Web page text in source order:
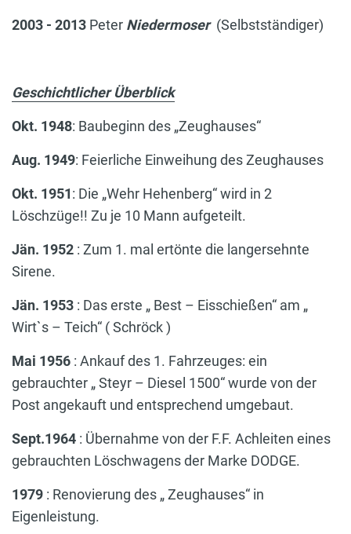
2003 - 2013 Peter Niedermoser (Selbstständiger)
Geschichtlicher Überblick
Okt. 1948: Baubeginn des „Zeughauses“
Aug. 1949: Feierliche Einweihung des Zeughauses
Okt. 1951: Die „Wehr Hehenberg“ wird in 2
Löschzüge!! Zu je 10 Mann aufgeteilt.
Jän. 1952 : Zum 1. mal ertönte die langersehnte
Sirene.
Jän. 1953 : Das erste „ Best – Eisschießen“ am „
Wirt`s – Teich“ ( Schröck )
Mai 1956 : Ankauf des 1. Fahrzeuges: ein
gebrauchter „ Steyr – Diesel 1500“ wurde von der
Post angekauft und entsprechend umgebaut.
Sept.1964 : Übernahme von der F.F. Achleiten eines
gebrauchten Löschwagens der Marke DODGE.
1979 : Renovierung des „ Zeughauses“ in
Eigenleistung.